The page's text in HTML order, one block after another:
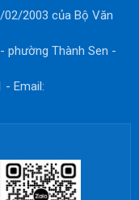
02/2003 của Bộ Văn
phường Thành Sen -
- Email: